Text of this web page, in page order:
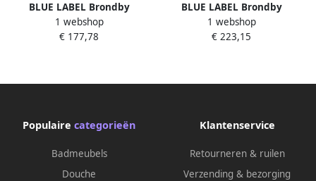
BLUE LABEL Brondby
wastafelkraan high rise cold
start geborsteld brons FK-
1 webshop
€ 177,78
BLUE LABEL Brondby
wastafelkraan high rise cold
start geborsteld goud FK-
1 webshop
€ 223,15
Populaire categorieën
Badmeubels
Douche
Klantenservice
Retourneren & ruilen
Verzending & bezorging